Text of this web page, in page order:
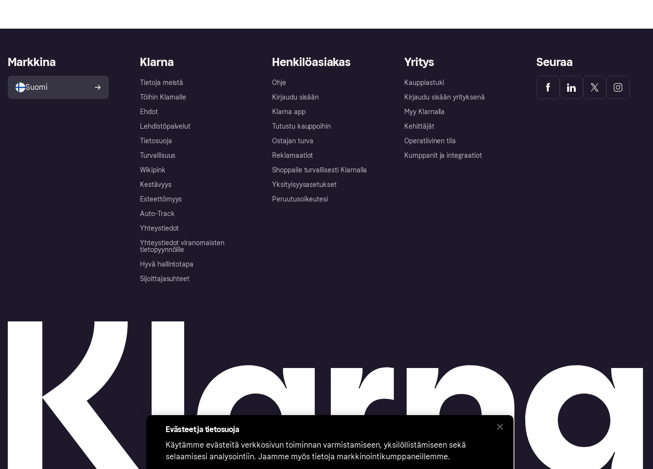
Klarna
Tietoja meistä
Töihin Klarnalle
Ehdot
Lehdistöpalvelut
Tietosuoja
Turvallisuus
Wikipink
Kestävyys
Esteettömyys
Auto-Track
Yhteystiedot
Yhteystiedot viranomaisten
tietopyynnöille
Hyvä hallintotapa
Sijoittajasuhteet
Henkilöasiakas
Ohje
Kirjaudu sisään
Klarna app
Tutustu kauppoihin
Ostajan turva
Reklamaatiot
Shoppaile turvallisesti Klarnalla
Yksityisyysasetukset
Peruutusoikeutesi
Yritys
Kauppiastuki
Kirjaudu sisään yrityksenä
Myy Klarnalla
Kehittäjät
Operatiivinen tila
Kumppanit ja integraatiot
Markkina
Suomi
Seuraa
Evästeet ja tietosuoja
Käytämme evästeitä verkkosivun toiminnan varmistamiseen, yksilöllistämiseen sekä
selaamisesi analysointiin. Jaamme myös tietoja markkinointikumppaneillemme.